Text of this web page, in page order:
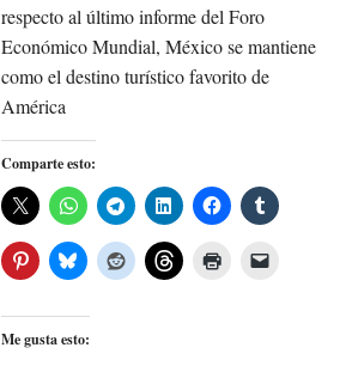
respecto al último informe del Foro
Económico Mundial, México se mantiene
como el destino turístico favorito de
América
Comparte esto:
Me gusta esto: